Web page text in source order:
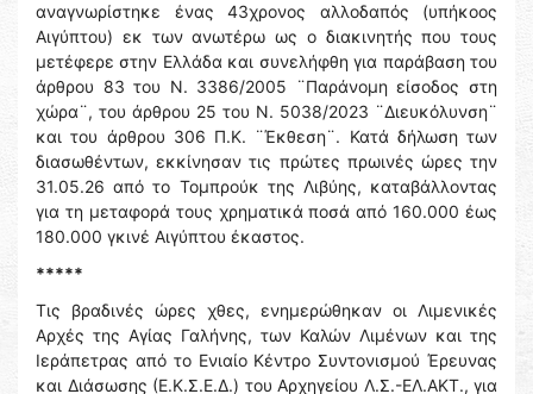
αναγνωρίστηκε ένας 43χρονος αλλοδαπός (υπήκοος
Αιγύπτου) εκ των ανωτέρω ως ο διακινητής που τους
μετέφερε στην Ελλάδα και συνελήφθη για παράβαση του
άρθρου 83 του Ν. 3386/2005 ¨Παράνομη είσοδος στη
χώρα¨, του άρθρου 25 του Ν. 5038/2023 ¨Διευκόλυνση¨
και του άρθρου 306 Π.Κ. ¨Έκθεση¨. Κατά δήλωση των
διασωθέντων, εκκίνησαν τις πρώτες πρωινές ώρες την
31.05.26 από το Τομπρούκ της Λιβύης, καταβάλλοντας
για τη μεταφορά τους χρηματικά ποσά από 160.000 έως
180.000 γκινέ Αιγύπτου έκαστος.
*****
Τις βραδινές ώρες χθες, ενημερώθηκαν οι Λιμενικές
Αρχές της Αγίας Γαλήνης, των Καλών Λιμένων και της
Ιεράπετρας από το Ενιαίο Κέντρο Συντονισμού Έρευνας
και Διάσωσης (Ε.Κ.Σ.Ε.Δ.) του Αρχηγείου Λ.Σ.-ΕΛ.ΑΚΤ., για